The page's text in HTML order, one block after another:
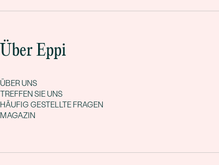
Über Eppi
ÜBER UNS
TREFFEN SIE UNS
HÄUFIG GESTELLTE FRAGEN
MAGAZIN